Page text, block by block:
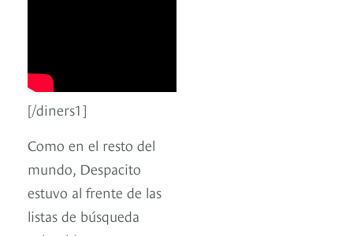
[/diners1]
Como en el resto del
mundo, Despacito
estuvo al frente de las
listas de búsqueda